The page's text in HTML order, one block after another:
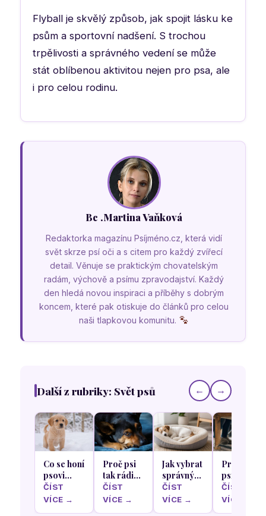
Flyball je skvělý způsob, jak spojit lásku ke
psům a sportovní nadšení. S trochou
trpělivosti a správného vedení se může
stát oblíbenou aktivitou nejen pro psa, ale
i pro celou rodinu.
Bc .Martina Vaňková
Redaktorka magazínu Psíjméno.cz, která vidí
svět skrze psí oči a s citem pro každý zvířecí
detail. Věnuje se praktickým chovatelským
radám, výchově a psímu zpravodajství. Každý
den hledá novou inspiraci a příběhy s dobrým
koncem, které pak otiskuje do článků pro celou
naši tlapkovou komunitu.
Další z rubriky: Svět psů ← →
Co se honí
psovi
hlavou
když
ČÍST
VÍCE →
Proč psi
tak rádi
olizují
krém z
ČÍST
VÍCE →
Jak vybrat
správný
pelíšek
podle
nejoblíbenější
ČÍST
VÍCE →
Proč se
psi rádi
schovávají
pod stůl
ČÍST
VÍCE →